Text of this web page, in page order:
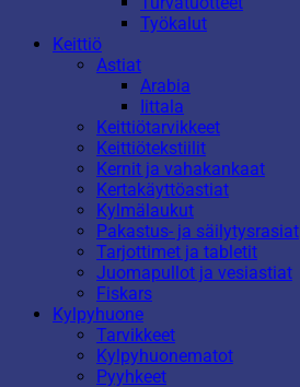
Työkalut
Keittiö
Astiat
Arabia
Iittala
Keittiötarvikkeet
Keittiötekstiilit
Kernit ja vahakankaat
Kertakäyttöastiat
Kylmälaukut
Pakastus- ja säilytysrasiat
Tarjottimet ja tabletit
Juomapullot ja vesiastiat
Fiskars
Kylpyhuone
Tarvikkeet
Kylpyhuonematot
Pyyhkeet